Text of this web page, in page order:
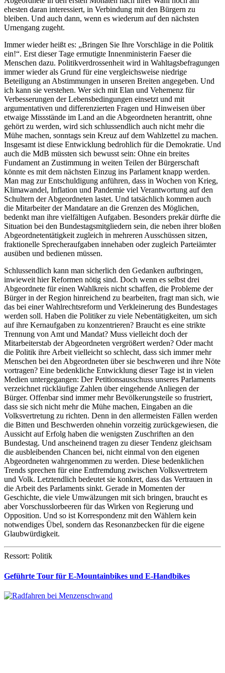
ehesten daran interessiert, in Verbindung mit den Bürgern zu
bleiben. Und auch dann, wenn es wiederum auf den nächsten
Urnengang zugeht.
Immer wieder heißt es: „Bringen Sie Ihre Vorschläge in die Politik
ein!“. Erst dieser Tage ermutigte Innenministerin Faeser die
Menschen dazu. Politikverdrossenheit wird in Wahltagsbefragungen
immer wieder als Grund für eine vergleichsweise niedrige
Beteiligung an Abstimmungen in unseren Breiten angegeben. Und
ich kann sie verstehen. Wer sich mit Elan und Vehemenz für
Verbesserungen der Lebensbedingungen einsetzt und mit
argumentativen und differenzierten Fragen und Hinweisen über
etwaige Missstände im Land an die Abgeordneten herantritt, ohne
gehört zu werden, wird sich schlussendlich auch nicht mehr die
Mühe machen, sonntags sein Kreuz auf dem Wahlzettel zu machen.
Insgesamt ist diese Entwicklung bedrohlich für die Demokratie. Und
auch die MdB müssten sich bewusst sein: Ohne ein breites
Fundament an Zustimmung in weiten Teilen der Bürgerschaft
könnte es mit dem nächsten Einzug ins Parlament knapp werden.
Man mag zur Entschuldigung anführen, dass in Wochen von Krieg,
Klimawandel, Inflation und Pandemie viel Verantwortung auf den
Schultern der Abgeordneten lastet. Und tatsächlich kommen auch
die Mitarbeiter der Mandatare an die Grenzen des Möglichen,
bedenkt man ihre vielfältigen Aufgaben. Besonders prekär dürfte die
Situation bei den Bundestagsmitgliedern sein, die neben ihrer bloßen
Abgeordnetentätigkeit zugleich in mehreren Ausschüssen sitzen,
fraktionelle Sprecheraufgaben innehaben oder zugleich Parteiämter
ausüben und bedienen müssen.
Schlussendlich kann man sicherlich den Gedanken aufbringen,
inwieweit hier Reformen nötig sind. Doch wenn es selbst drei
Abgeordnete für einen Wahlkreis nicht schaffen, die Probleme der
Bürger in der Region hinreichend zu bearbeiten, fragt man sich, wie
das bei einer Wahlrechtsreform und Verkleinerung des Bundestages
werden soll. Haben die Politiker zu viele Nebentätigkeiten, um sich
auf ihre Kernaufgaben zu konzentrieren? Braucht es eine strikte
Trennung von Amt und Mandat? Muss vielleicht doch der
Mitarbeiterstab der Abgeordneten vergrößert werden? Oder macht
die Politik ihre Arbeit vielleicht so schlecht, dass sich immer mehr
Menschen bei den Abgeordneten über sie beschweren und ihre Nöte
vortragen? Eine bedenkliche Entwicklung dieser Tage ist in vielen
Medien untergegangen: Der Petitionsausschuss unseres Parlaments
verzeichnet rückläufige Zahlen über eingehende Anliegen der
Bürger. Offenbar sind immer mehr Bevölkerungsteile so frustriert,
dass sie sich nicht mehr die Mühe machen, Eingaben an die
Volksvertretung zu richten. Denn in den allermeisten Fällen werden
die Bitten und Beschwerden ohnehin vorzeitig zurückgewiesen, die
Aussicht auf Erfolg haben die wenigsten Zuschriften an den
Bundestag. Und anscheinend tragen zu dieser Tendenz gleichsam
die ausbleibenden Chancen bei, nicht einmal von den eigenen
Abgeordneten wahrgenommen zu werden. Diese bedenklichen
Trends sprechen für eine Entfremdung zwischen Volksvertretern
und Volk. Letztendlich bedeutet sie konkret, dass das Vertrauen in
die Arbeit des Parlaments sinkt. Gerade in Momenten der
Geschichte, die viele Umwälzungen mit sich bringen, braucht es
aber Vorschusslorbeeren für das Wirken von Regierung und
Opposition. Und so ist Korrespondenz mit den Wählern kein
notwendiges Übel, sondern das Resonanzbecken für die eigene
Glaubwürdigkeit.
Ressort: Politik
Geführte Tour für E-Mountainbikes und E-Handbikes